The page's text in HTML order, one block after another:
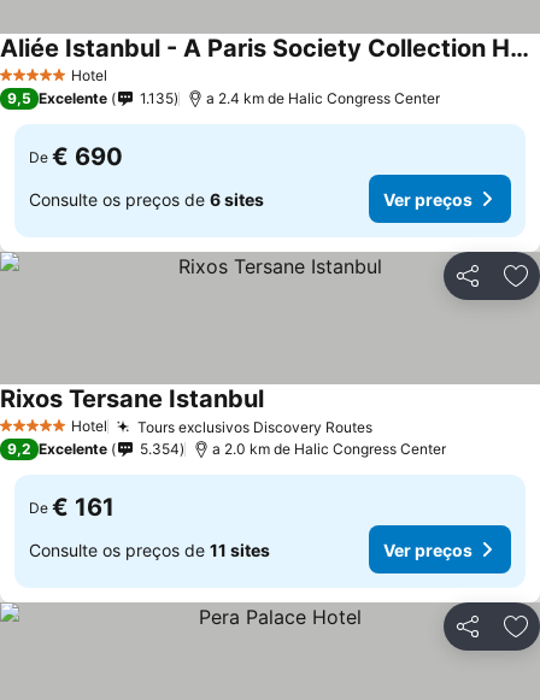
5 Estrelas Hotel
Aliée Istanbul - A Paris Society Collection Hotel
Ver preços
9,5 Excelente 1.135 a 2.4 km de Halic Congress Center
De € 690
Consulte os preços de 6 sites Ver preços
Partilhar
5 Estrelas Hotel Tours exclusivos Discovery RoutesVer preços
Rixos Tersane IstanbulVer preços
9,2 Excelente 5.354 a 2.0 km de Halic Congress Center
De € 161
Consulte os preços de 11 sites Ver preços
Partilhar